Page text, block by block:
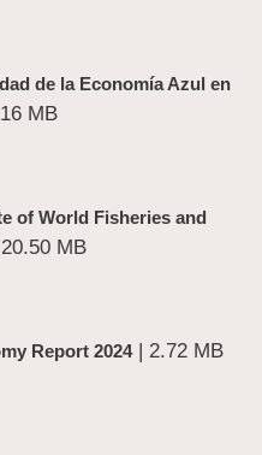
de la Economía Azul en
MB
of World Fisheries and
MB
Report 2024| 2.72 MB